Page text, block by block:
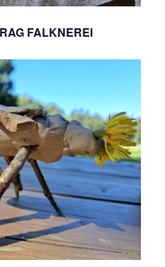
FALKNEREI